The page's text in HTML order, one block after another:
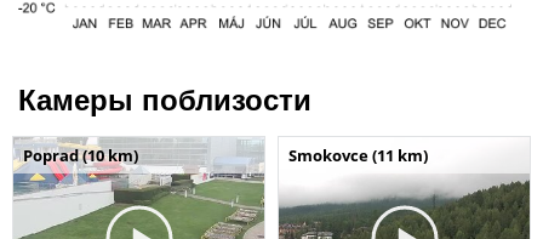
Камеры поблизости
Poprad (10 km) Smokovce (11 km)